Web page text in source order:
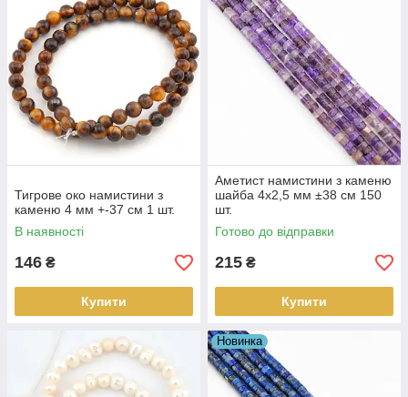
Тигрове око намистини з
каменю 4 мм +-37 см 1 шт.
В наявності
146 ₴
Купити
Аметист намистини з каменю
шайба 4х2,5 мм ±38 см 150
шт.
Готово до відправки
215 ₴
Купити
Новинка